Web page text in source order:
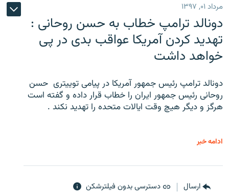
مرداد ۰۱, ۱۳۹۷
دونالد ترامپ خطاب به حسن روحانی :
تهدید کردن آمریکا عواقب بدی در پی
خواهد داشت
دونالد ترامپ رئیس جمهور آمریکا در پیامی توییتری ‌ حسن
روحانی رئیس جمهور ایران را خطاب قرار داده و گفته است
هرگز و دیگر هیچ وقت ایالات متحده را تهدید نکند .
ادامه خبر
ارسال دسترسی بدون فیلترشکن